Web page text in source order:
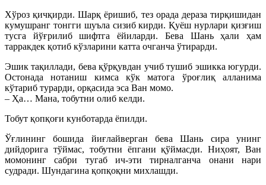
Хўроз қичқирди. Шарқ ёришиб, тез орада дераза тирқишидан
кумушранг тонгги шуъла сизиб кирди. Қуёш нурлари қизғиш
тусга йўғрилиб шифтга ёйиларди. Бева Шань ҳали ҳам
тарракдек қотиб кўзларини катта очганча ўтирарди.
Эшик тақиллади, бева қўрқувдан учиб тушиб эшикка югурди.
Остонада нотаниш кимса кўк матога ўроғлиқ алланима
кўтариб турарди, орқасида эса Ван момо.
– Ҳа… Мана, тобутни олиб келди.
Тобут қопқоғи кунботарда ёпилди.
Ўғлининг бошида йиғлайверган бева Шань сира унинг
дийдорига тўймас, тобутни ёпгани қўймасди. Ниҳоят, Ван
момонинг сабри тугаб ич-эти тирналганча онани нари
судради. Шундагина қопқоқни михлашди.